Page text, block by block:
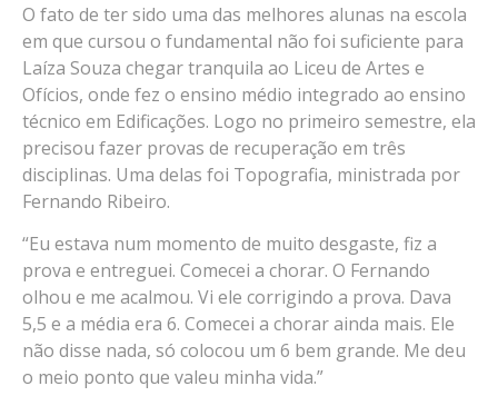
O fato de ter sido uma das melhores alunas na escola
em que cursou o fundamental não foi suficiente para
Laíza Souza chegar tranquila ao Liceu de Artes e
Ofícios, onde fez o ensino médio integrado ao ensino
técnico em Edificações. Logo no primeiro semestre, ela
precisou fazer provas de recuperação em três
disciplinas. Uma delas foi Topografia, ministrada por
Fernando Ribeiro.
“Eu estava num momento de muito desgaste, fiz a
prova e entreguei. Comecei a chorar. O Fernando
olhou e me acalmou. Vi ele corrigindo a prova. Dava
5,5 e a média era 6. Comecei a chorar ainda mais. Ele
não disse nada, só colocou um 6 bem grande. Me deu
o meio ponto que valeu minha vida.”